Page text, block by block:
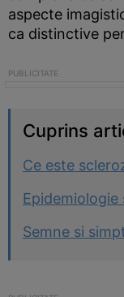
aspecte
ca distinctive
Cuprins
Ce este
Epidemiologie
Semne si